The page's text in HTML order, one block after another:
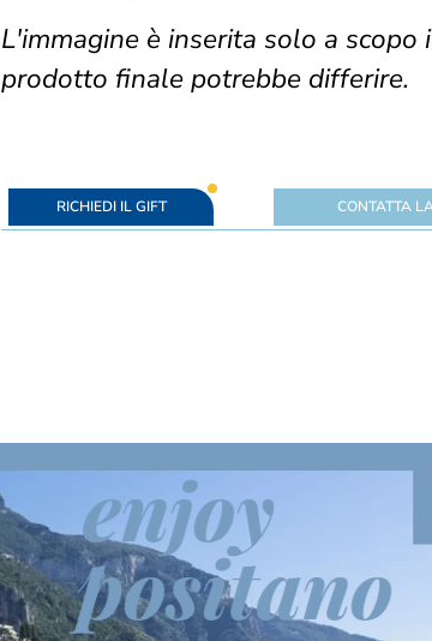
L'immagine è inserita solo a
prodotto finale potrebbe differire.
RICHIEDI IL GIFT CONTATTA
enjoy
positano